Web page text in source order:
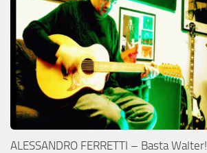
ALESSANDRO FERRETTI – Basta Walter!